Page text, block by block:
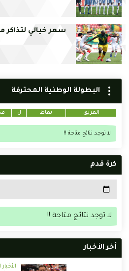
سعر خيالي لتذاكر
البطولة الوطنية المحترفة
الفريق نقاط ل ف
لا توجد نتائج متاحة !!
كرة قدم
لا توجد نتائج متاحة !!
أخر الأخبار